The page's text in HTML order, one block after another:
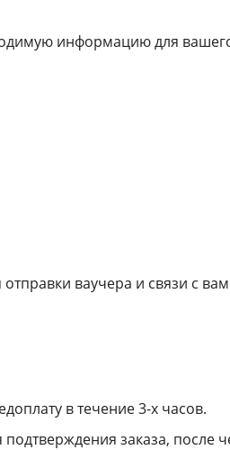
информацию для
ваучера и связи с
в течение 3-х часов.
заказа, после